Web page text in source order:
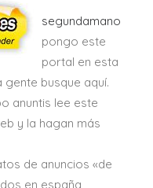
segundamano
pongo este
portal en esta
busque aquí.
anuntis lee este
y la hagan más
de anuncios «de
en españa